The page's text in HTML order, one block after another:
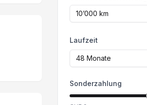
10’000 km
Laufzeit
48 Monate
Sonderzahlung